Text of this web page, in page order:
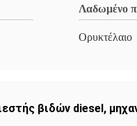
Λαδωμένο
Ορυκτέλαιο
βιδών diesel,